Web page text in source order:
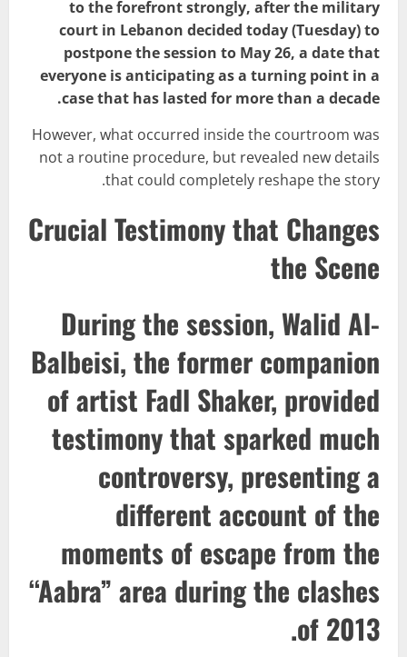
to the forefront strongly, after the military
court in Lebanon decided today (Tuesday) to
postpone the session to May 26, a date that
everyone is anticipating as a turning point in a
case that has lasted for more than a decade.
However, what occurred inside the courtroom was
not a routine procedure, but revealed new details
that could completely reshape the story.
Crucial Testimony that Changes
the Scene
During the session, Walid Al-
Balbeisi, the former companion
of artist Fadl Shaker, provided
testimony that sparked much
controversy, presenting a
different account of the
moments of escape from the
“Aabra” area during the clashes
of 2013.